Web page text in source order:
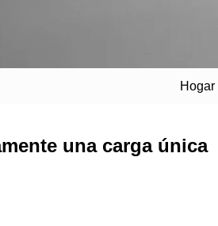
Hogar
una carga única